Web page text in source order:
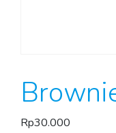
Rp30.000